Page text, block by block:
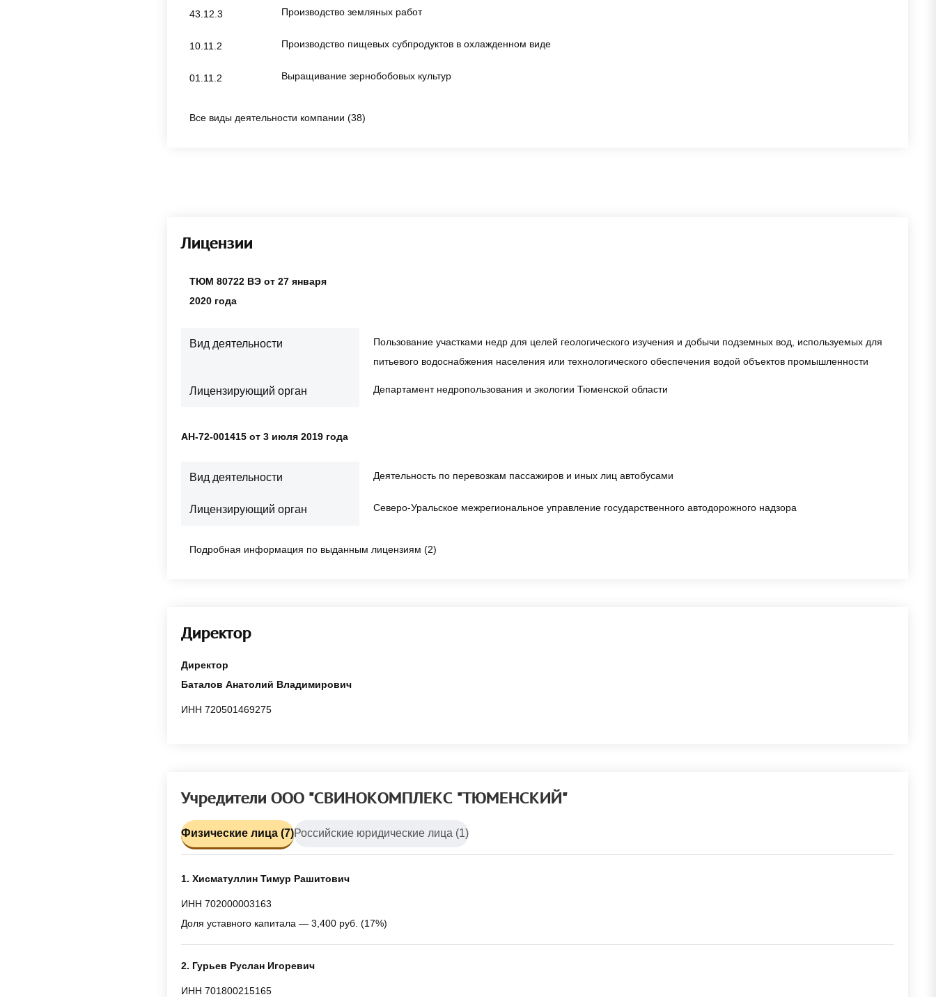
43.12.3 Производство земляных работ
10.11.2 Производство пищевых субпродуктов в охлажденном виде
01.11.2 Выращивание зернобобовых культур
Все виды деятельности компании (38)
Лицензии
ТЮМ 80722 ВЭ от 27 января
2020 года
Вид деятельности
Пользование участками недр для целей геологического изучения и добычи подземных вод, используемых для
питьевого водоснабжения населения или технологического обеспечения водой объектов промышленности
Лицензирующий орган Департамент недропользования и экологии Тюменской области
АН-72-001415 от 3 июля 2019 года
Вид деятельности Деятельность по перевозкам пассажиров и иных лиц автобусами
Лицензирующий орган Северо-Уральское межрегиональное управление государственного автодорожного надзора
Подробная информация по выданным лицензиям (2)
Директор
Директор
Баталов Анатолий Владимирович
ИНН 720501469275
Учредители ООО "СВИНОКОМПЛЕКС "ТЮМЕНСКИЙ"
Физические лица (7)Российские юридические лица (1)
1. Хисматуллин Тимур Рашитович
ИНН 702000003163
Доля уставного капитала — 3,400 руб. (17%)
2. Гурьев Руслан Игоревич
ИНН 701800215165